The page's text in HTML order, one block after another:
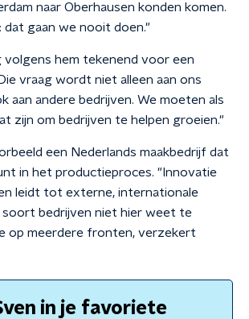
naar Oberhausen konden komen.
dat gaan we nooit doen."
volgens hem tekenend voor een
vraag wordt niet alleen aan ons
aan andere bedrijven. We moeten als
zijn om bedrijven te helpen groeien."
een Nederlands maakbedrijf dat
in het productieproces. "Innovatie
leidt tot externe, internationale
soort bedrijven niet hier weet te
op meerdere fronten, verzekert
in je favoriete